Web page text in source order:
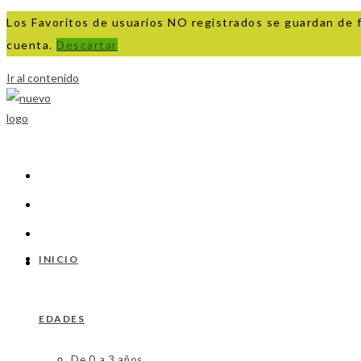
Los Favoritos de usuarios NO registrados se guardan
cuenta. Descartar
Ir al contenido
INICIO
EDADES